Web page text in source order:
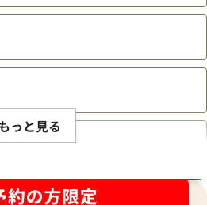
っと見る